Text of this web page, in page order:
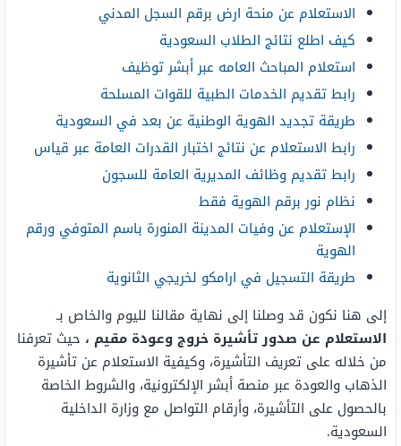
الاستعلام عن منحة ارض برقم السجل المدني
كيف اطلع نتائج الطلاب السعودية
استعلام المباحث العامه عبر أبشر توظيف
رابط تقديم الخدمات الطبية للقوات المسلحة
طريقة تجديد الهوية الوطنية عن بعد في السعودية
رابط الاستعلام عن نتائج اختبار القدرات العامة عبر قياس
رابط تقديم وظائف المديرية العامة للسجون
نظام نور برقم الهوية فقط
الإستعلام عن وفيات المدينة المنورة باسم المتوفي ورقم
الهوية
طريقة التسجيل في ارامكو لخريجي الثانوية
إلى هنا نكون قد وصلنا إلى نهاية مقالنا لليوم والخاص بـ
الاستعلام عن صدور تأشيرة خروج وعودة مقيم ، حيث تعرفنا
من خلاله على تعريف التأشيرة، وكيفية الاستعلام عن تأشيرة
الذهاب والعودة عبر منصة أبشر الإلكترونية، والشروط الخاصة
بالحصول على التأشيرة، وأرقام التواصل مع وزارة الداخلية
السعودية.